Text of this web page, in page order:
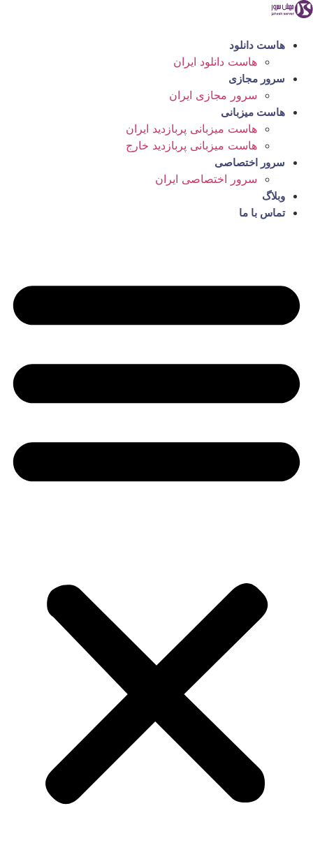
پرش
محتوا
هاست دانلود
هاست دانلود ایران
سرور مجازی
سرور مجازی ایران
هاست میزبانی
هاست میزبانی پربازدید ایران
هاست میزبانی پربازدید خارج
سرور اختصاصی
سرور اختصاصی ایران
وبلاگ
تماس با ما